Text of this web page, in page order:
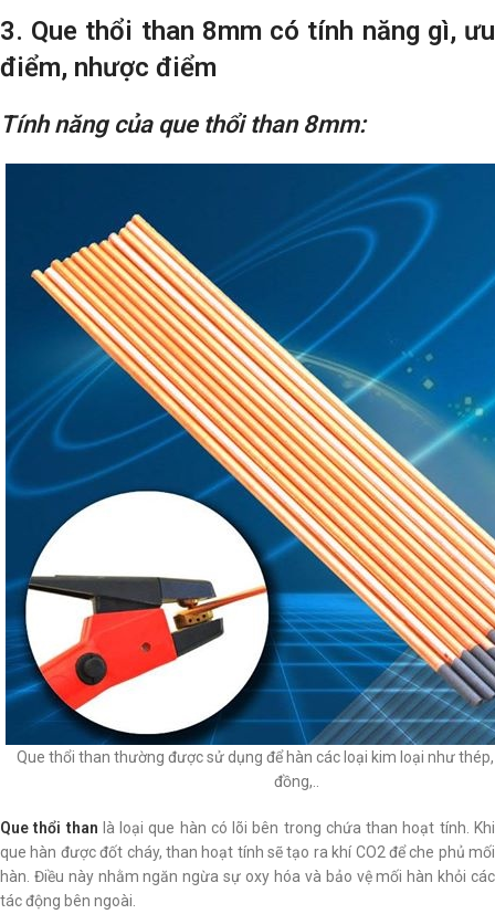
3. Que thổi than 8mm có tính năng gì, ưu
điểm, nhược điểm
Tính năng của que thổi than 8mm:
Que thổi than thường được sử dụng để hàn các loại kim loại như
đồng,..
Que thổi than là loại que hàn có lõi bên trong chứa than hoạt tính. Khi
que hàn được đốt cháy, than hoạt tính sẽ tạo ra khí CO2 để che phủ mối
hàn. Điều này nhằm ngăn ngừa sự oxy hóa và bảo vệ mối hàn khỏi các
tác động bên ngoài.